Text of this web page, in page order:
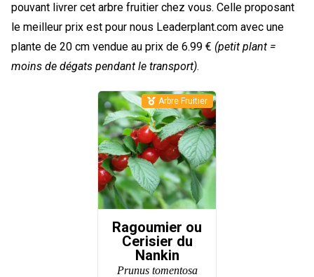
pouvant livrer cet arbre fruitier chez vous. Celle proposant
le meilleur prix est pour nous Leaderplant.com avec une
plante de 20 cm vendue au prix de 6.99 € (petit plant =
moins de dégats pendant le transport).
Ragoumier ou
Cerisier du
Nankin
Prunus tomentosa
Arbre Fruitier